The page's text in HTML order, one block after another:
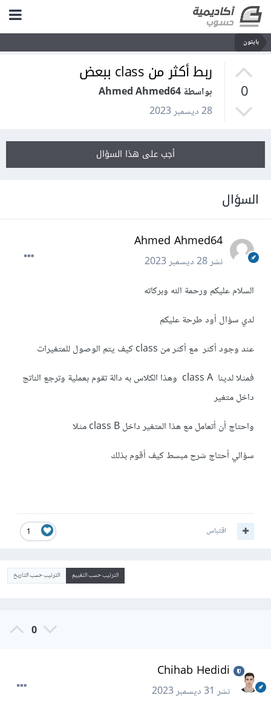
بايثون
0
ربط أكثر من class ببعض
بواسطة Ahmed Ahmed64
28 ديسمبر 2023
أجب على هذا السؤال
السؤال
Ahmed Ahmed64
نشر28 ديسمبر 2023
السلام عليكم ورحمة الله وبركاته
لدي سؤال أود طرحة عليكم
عند وجود أكثر مع أكثر من class كيف يتم الوصول للمتغيرات
فمثلا لدينا class A وهذا الكلاس به دالة تقوم بعملية وترجع الناتج
داخل متغير
واحتاج أن أتعامل مع هذا المتغير داخل class B مثلا
سؤالي أحتاج شرح مبسط كيف أقوم بذلك
1 اقتباس
الترتيب حسب التقييم الترتيب حسب التاريخ
0
Chihab Hedidi
نشر31 ديسمبر 2023